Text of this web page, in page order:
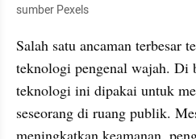
sumber Pexels
Salah satu ancaman terbesar
teknologi pengenal wajah. Di
teknologi ini dipakai untuk
seseorang di ruang publik.
meningkatkan keamanan,